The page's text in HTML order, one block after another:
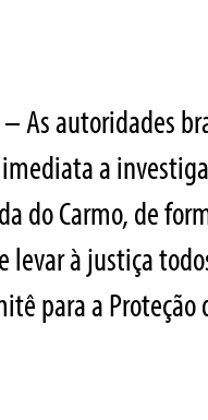
As autoridades
a
do Carmo, de
levar à justiça
para a Proteção